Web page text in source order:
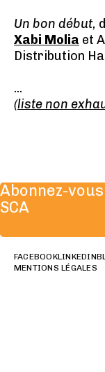
Un bon début,
Xabi Molia et
Distribution
...
(liste non
Abonnez-
SCA
FACEBOOKLINKEDIN
MENTIONS LÉGALES